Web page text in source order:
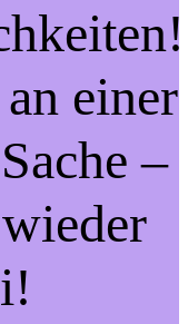
einer
–